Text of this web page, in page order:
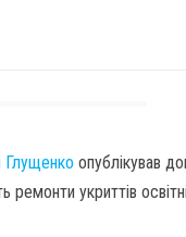
Глущенко опублікував
укриттів